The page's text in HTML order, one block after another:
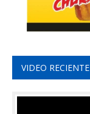
VIDEO RECIENTE